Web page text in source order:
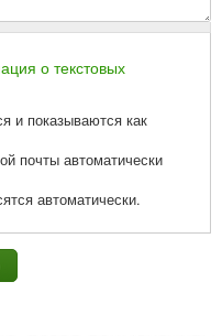
о текстовых
и показываются как
почты автоматически
автоматически.